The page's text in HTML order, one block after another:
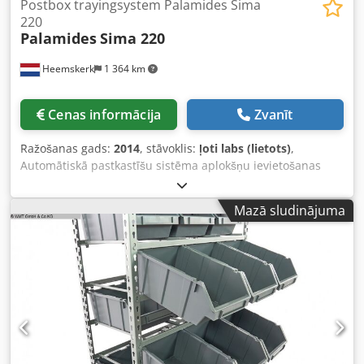
Heemskerk 1 364 km
Postbox trayingsystem Palamides Sima
220
PalamidesSima 220
Cenas informācija Zvanīt
Ražošanas gads: 2014, stāvoklis: ļoti labs (lietots),
Automātiskā pastkastīšu sistēma aplokšņu ievietošanas
iekārtām. Šī SIMA 220 bija uzstādīta pie Buhrs BB700
aplokšņu ievietošanas sistēmas (tāpēc arī šāda krāsa).
Iekārta uzstādīta 2015. gadā un lietota tikai 16 mēnešus.
Pieejamas papildu bildes! Standarta aprīkojums: -
Izliekams un augstumā regulējams statīvs no 600 mm līdz
900 mm. - Uzkrāšanas konveijers – ar buferi pastkastēm un
regulējamu slīpuma leņķi. - Automātiska pastkastīšu
pildīšanas stacija. - Automātiska pastkastīšu maiņa. -
Pastkastīšu žurnāls līdz 10 kastēm (atkarībā no kastēm). -
Ieliktņu skaitītājs. - Skārienekrāna vadība – vienkārša un
lietotājam draudzīga SIMA apkalpošana. - Pārņemšana no
Mazā sludinājuma